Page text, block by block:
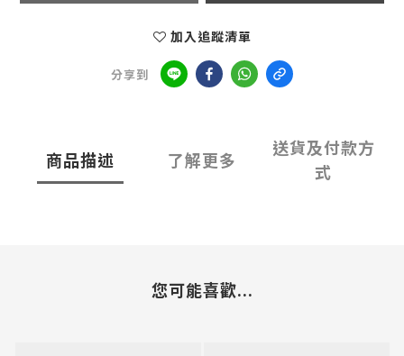
加入追蹤清單
分享到
商品描述 了解更多
送貨及付款方
式
您可能喜歡...